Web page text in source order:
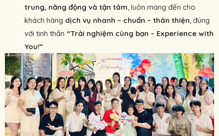
trung, năng động và tận tâm, luôn mang đến cho
khách hàng dịch vụ nhanh – chuẩn – thân thiện, đúng
với tinh thần “Trải nghiệm cùng bạn – Experience with
You!”